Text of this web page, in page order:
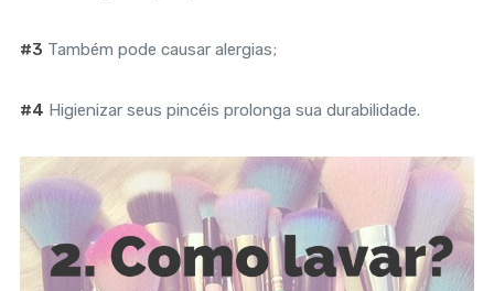
#3 Também pode causar alergias;
#4 Higienizar seus pincéis prolonga sua durabilidade.